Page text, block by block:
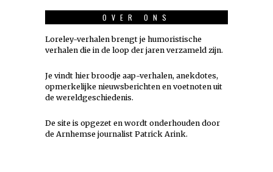
OVER ONS
Loreley-verhalen brengt je humoristische
verhalen die in de loop der jaren verzameld zijn.
Je vindt hier broodje aap-verhalen, anekdotes,
opmerkelijke nieuwsberichten en voetnoten uit
de wereldgeschiedenis.
De site is opgezet en wordt onderhouden door
de Arnhemse journalist Patrick Arink.